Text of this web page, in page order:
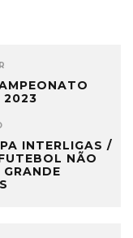
2023
INTERLIGAS /
NÃO